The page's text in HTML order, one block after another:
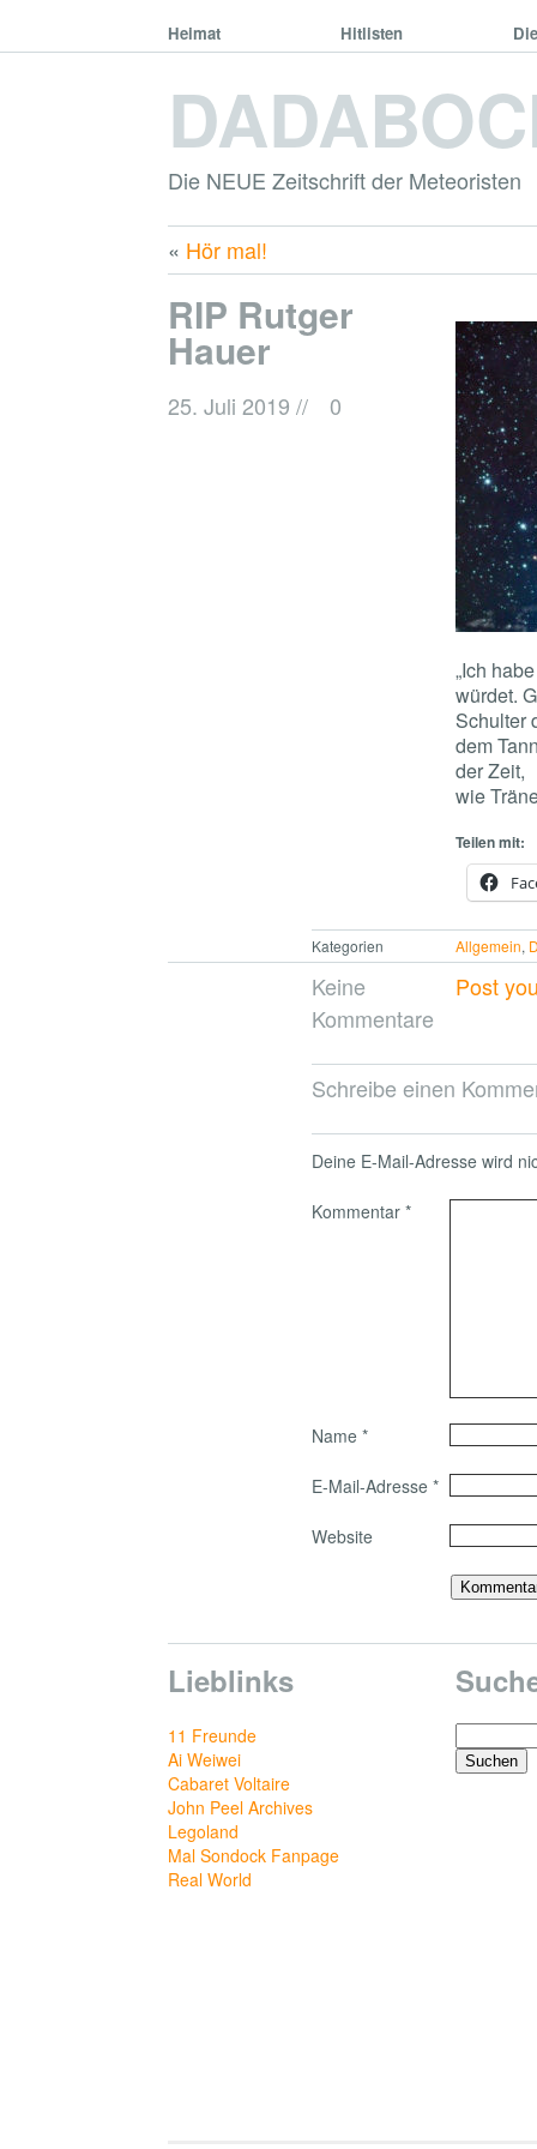
Heimat Hitlisten
Die NEUE Zeitschrift der Meteoristen
« Hör mal!
RIP Rutger
Hauer
25. Juli 2019 // 0
„Ich
würdet.
Schulter
dem
der Zeit,
wie
Teilen mit:
Kategorien Allgemein,
Keine
Kommentare
Post
Schreibe einen
Deine E-Mail-Adresse wird
Kommentar *
Name *
E-Mail-Adresse *
Website
Lieblinks
11 Freunde
Ai Weiwei
Cabaret Voltaire
John Peel Archives
Legoland
Mal Sondock Fanpage
Real World
Suchen
nach: